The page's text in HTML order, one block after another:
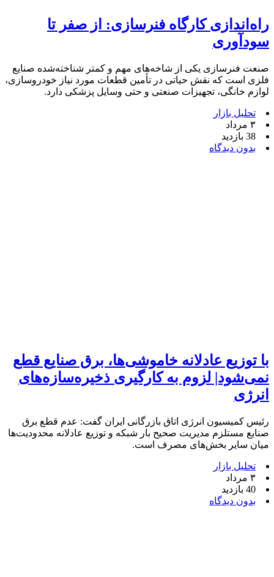
راه‌اندازی کارگاه فنرسازی: از صفر تا
سودآوری
صنعت فنرسازی یکی از شاخه‌های مهم و کمتر شناخته‌شده صنایع
فلزی است که نقش حیاتی در تأمین قطعات مورد نیاز خودروسازی،
لوازم خانگی، تجهیزات صنعتی و حتی وسایل پزشکی دارد.
تحلیل بازار
۳ مرداد
38 بازدید
بدون دیدگاه
با توزیع عادلانه خاموشی‌ها، برق صنایع قطع
نمی‌شود| لزوم به کارگیری ذخیره‌سازه‌های
انرژی
رئیس کمیسیون انرژی اتاق بازرگانی ایران گفت: عدم قطع برق
صنایع مستلزم مدیریت صحیح بار شبکه و توزیع عادلانه محدودیت‌ها
میان سایر بخش‌های مصرف است.
تحلیل بازار
۳ مرداد
40 بازدید
بدون دیدگاه